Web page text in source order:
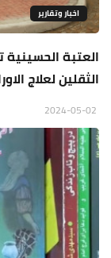
اخبار وتقارير
العتبة
الثقلين لعلاج